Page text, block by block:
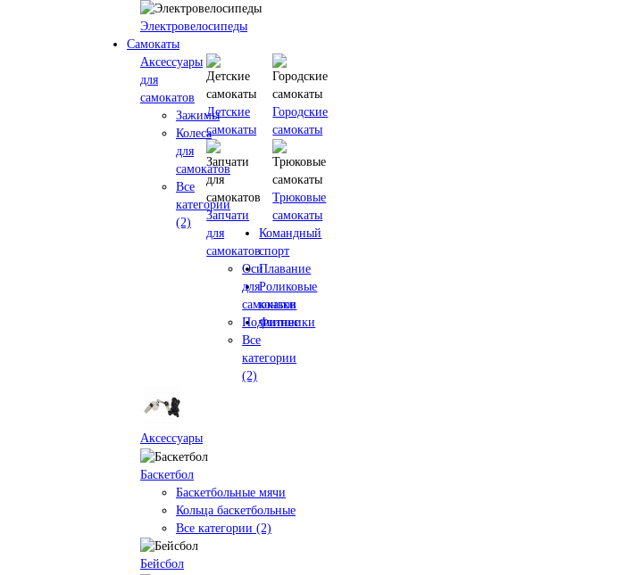
Электровелосипеды
Самокаты
Аксессуары
для
самокатов
Зажимы
Колеса
для
самокатов
Все
категории
(2)
Детские
самокаты
Городские
самокаты
Запчати
для
самокатов
Оси
для
самокатов
Подшипники
Все
категории
(2)
Трюковые
самокаты
Командный
спорт
Аксессуары
Баскетбол
Баскетбольные мячи
Кольца баскетбольные
Все категории (2)
Бейсбол
Плавание
Роликовые
коньки
Фитнес